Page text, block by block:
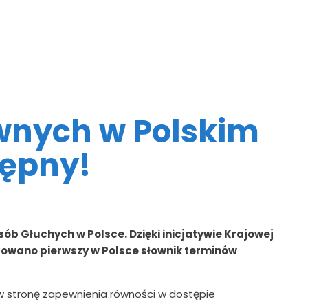
w Polskim
Głuchych w Polsce. Dzięki inicjatywie Krajowej
pierwszy w Polsce słownik terminów
stronę zapewnienia równości w dostępie